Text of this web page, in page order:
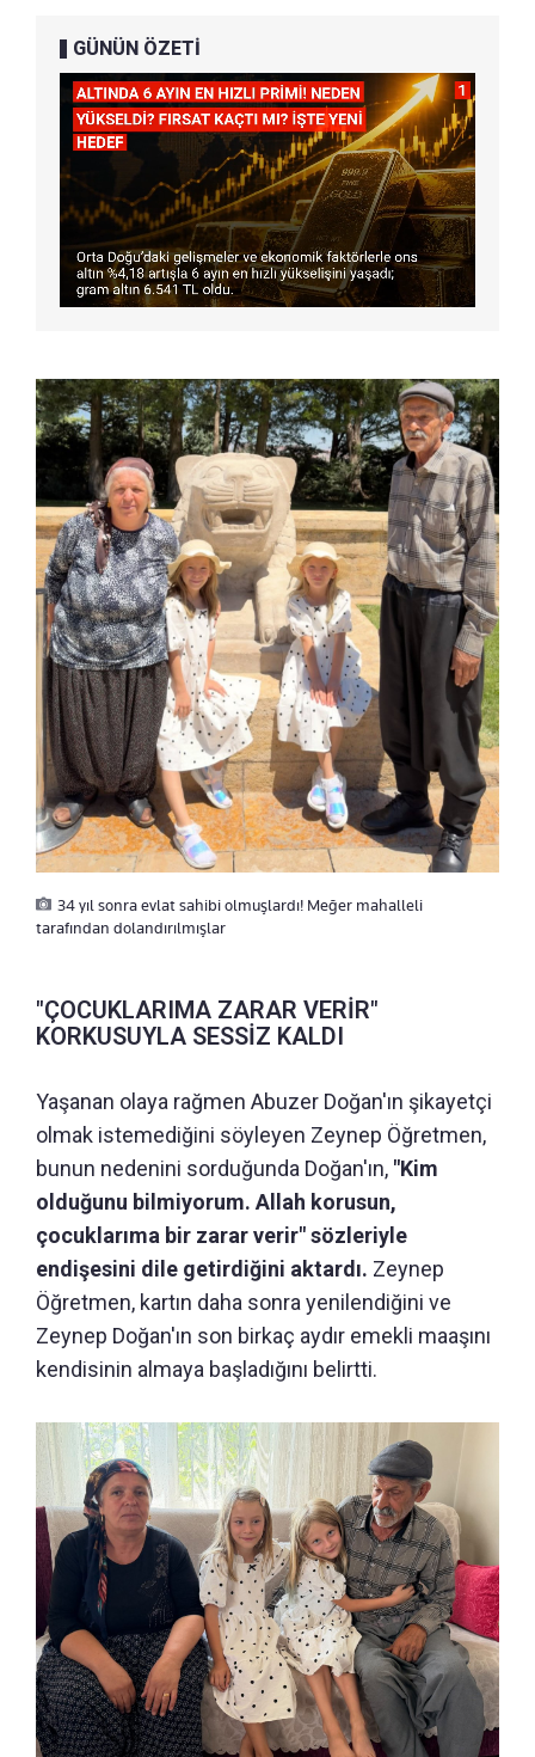
GÜNÜN ÖZETİ
34 yıl sonra evlat sahibi olmuşlardı! Meğer mahalleli
tarafından dolandırılmışlar
"ÇOCUKLARIMA ZARAR VERİR"
KORKUSUYLA SESSİZ KALDI
Yaşanan olaya rağmen Abuzer Doğan'ın şikayetçi
olmak istemediğini söyleyen Zeynep Öğretmen,
bunun nedenini sorduğunda Doğan'ın, "Kim
olduğunu bilmiyorum. Allah korusun,
çocuklarıma bir zarar verir" sözleriyle
endişesini dile getirdiğini aktardı. Zeynep
Öğretmen, kartın daha sonra yenilendiğini ve
Zeynep Doğan'ın son birkaç aydır emekli maaşını
kendisinin almaya başladığını belirtti.